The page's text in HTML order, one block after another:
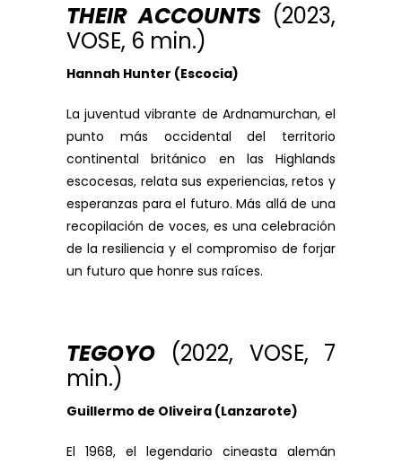
THEIR ACCOUNTS (2023,
VOSE, 6 min.)
Hannah Hunter (Escocia)
La juventud vibrante de Ardnamurchan, el
punto más occidental del territorio
continental británico en las Highlands
escocesas, relata sus experiencias, retos y
esperanzas para el futuro. Más allá de una
recopilación de voces, es una celebración
de la resiliencia y el compromiso de forjar
un futuro que honre sus raíces.
TEGOYO
(2022, VOSE, 7
min.)
Guillermo de Oliveira (Lanzarote)
El 1968, el legendario cineasta alemán